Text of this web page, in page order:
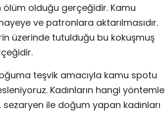
ölüm olduğu gerçeğidir. Kamu
ve patronlara aktarılmasıdır.
üzerinde tutulduğu bu kokuşmuş
teşvik amacıyla kamu spotu
Kadınların hangi yöntemle
ile doğum yapan kadınları